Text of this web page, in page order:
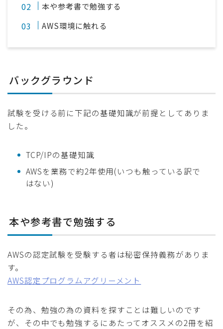
本や参考書で勉強する
AWS環境に触れる
バックグラウンド
試験を受ける前に下記の基礎知識が前提としてありま
した。
TCP/IPの基礎知識
AWSを業務で約2年使用(いつも触っている訳で
はない)
本や参考書で勉強する
AWSの認定試験を受験する者は秘密保持義務がありま
す。
AWS認定プログラムアグリーメント
その為、勉強の為の資料を探すことは難しいのです
が、その中でも勉強するにあたってオススメの2冊を紹